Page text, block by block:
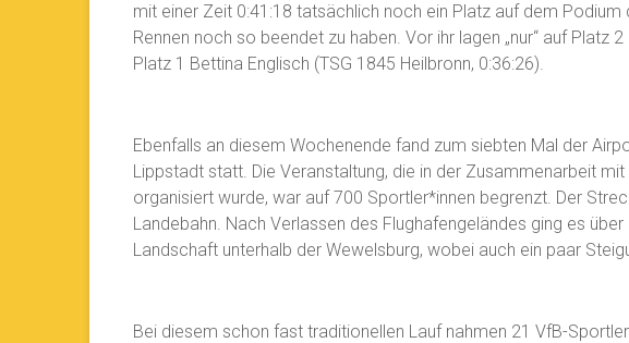
mit einer Zeit 0:41:18 tatsächlich noch ein Platz auf dem Podium
Rennen noch so beendet zu haben. Vor ihr lagen „nur“ auf Platz
Platz 1 Bettina Englisch (TSG 1845 Heilbronn, 0:36:26).
Ebenfalls an diesem Wochenende fand zum siebten Mal der
Lippstadt statt. Die Veranstaltung, die in der Zusammenarbeit
organisiert wurde, war auf 700 Sportler*innen begrenzt. Der
Landebahn. Nach Verlassen des Flughafengeländes ging es
Landschaft unterhalb der Wewelsburg, wobei auch ein paar
Bei diesem schon fast traditionellen Lauf nahmen 21 VfB-